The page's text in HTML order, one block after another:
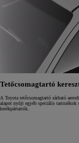
Tetőcsomagtartó
A Toyota tetőcsomagtartó zárható
alapot nyújt egyéb speciális tartozékok
kerékpártartók.